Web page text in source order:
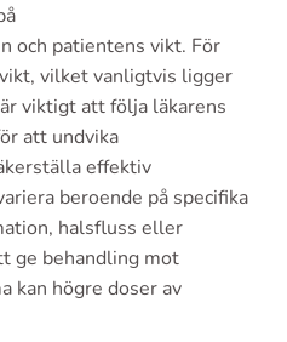
och patientens vikt. För
vilket vanligtvis ligger
viktigt att följa läkarens
att undvika
effektiv
beroende på specifika
halsfluss eller
ge behandling mot
kan högre doser av